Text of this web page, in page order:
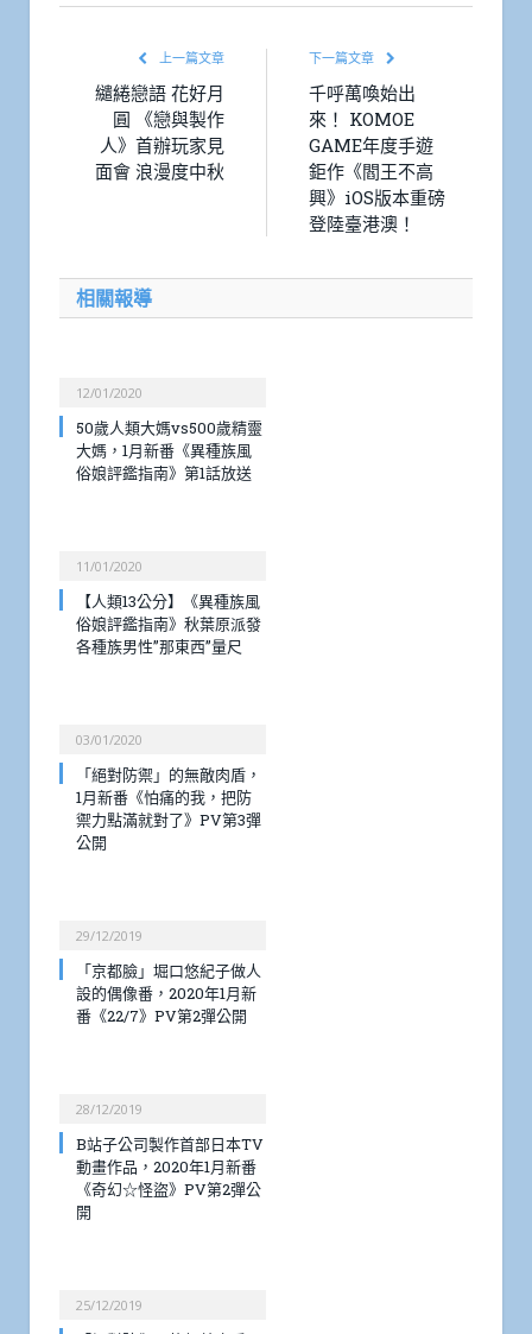
上一篇文章
繾綣戀語 花好月
圓 《戀與製作
人》首辦玩家見
面會 浪漫度中秋
下一篇文章
千呼萬喚始出
來！ KOMOE
GAME年度手遊
鉅作《閻王不高
興》iOS版本重磅
登陸臺港澳！
相關報導
12/01/2020
50歲人類大媽vs500歲精靈
大媽，1月新番《異種族風
俗娘評鑑指南》第1話放送
11/01/2020
【人類13公分】《異種族風
俗娘評鑑指南》秋葉原派發
各種族男性”那東西”量尺
03/01/2020
「絕對防禦」的無敵肉盾，
1月新番《怕痛的我，把防
禦力點滿就對了》PV第3彈
公開
29/12/2019
「京都臉」堀口悠紀子做人
設的偶像番，2020年1月新
番《22/7》PV第2彈公開
28/12/2019
B站子公司製作首部日本TV
動畫作品，2020年1月新番
《奇幻☆怪盜》PV第2彈公
開
25/12/2019